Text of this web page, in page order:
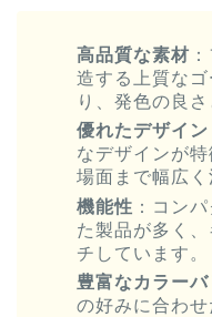
高品質な素材
造する上質な
り、発色の良
優れたデザイン
なデザインが
場面まで幅広く
機能性 ：コン
た製品が多く
チしています。
豊富なカラー
の好みに合わ